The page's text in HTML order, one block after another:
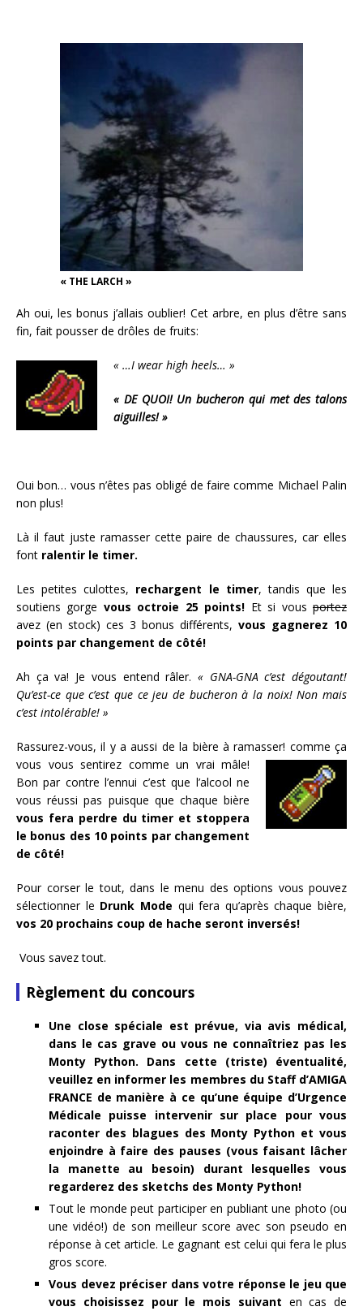
« THE LARCH »
Ah oui, les bonus j’allais oublier! Cet arbre, en plus d’être sans
fin, fait pousser de drôles de fruits:
« …I wear high heels… »
« DE QUOI! Un bucheron qui met des talons
aiguilles! »
Oui bon… vous n’êtes pas obligé de faire comme Michael Palin
non plus!
Là il faut juste ramasser cette paire de chaussures, car elles
font ralentir le timer.
Les petites culottes, rechargent le timer, tandis que les
soutiens gorge vous octroie 25 points! Et si vousportez
avez (en stock) ces 3 bonus différents, vous gagnerez 10
points par changement de côté!
Ah ça va! Je vous entend râler. « GNA-GNA c’est dégoutant!
Qu’est-ce que c’est que ce jeu de bucheron à la noix! Non mais
c’est intolérable! »
Rassurez-vous, il y a aussi de la bière à ramasser! comme ça
vous vous sentirez comme un vrai mâle!
Bon par contre l’ennui c’est que l’alcool ne
vous réussi pas puisque que chaque bière
vous fera perdre du timer et stoppera
le bonus des 10 points par changement
de côté!
Pour corser le tout, dans le menu des options vous pouvez
sélectionner le Drunk Mode qui fera qu’après chaque bière,
vos 20 prochains coup de hache seront inversés!
Vous savez tout.
Règlement du concours
Une close spéciale est prévue, via avis médical,
dans le cas grave ou vous ne connaîtriez pas les
Monty Python. Dans cette (triste) éventualité,
veuillez en informer les membres du Staff d’AMIGA
FRANCE de manière à ce qu’une équipe d’Urgence
Médicale puisse intervenir sur place pour vous
raconter des blagues des Monty Python et vous
enjoindre à faire des pauses (vous faisant lâcher
la manette au besoin) durant lesquelles vous
regarderez des sketchs des Monty Python!
Tout le monde peut participer en publiant une photo (ou
une vidéo!) de son meilleur score avec son pseudo en
réponse à cet article. Le gagnant est celui qui fera le plus
gros score.
Vous devez préciser dans votre réponse le jeu que
vous choisissez pour le mois suivant en cas de